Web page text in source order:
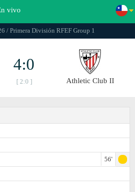
vivo
/ Primera División RFEF Group 1
4:0
[ 2:0 ] Athletic Club II
56'